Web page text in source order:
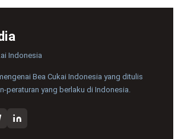
Indonesia
Bea Cukai Indonesia yang ditulis
peraturan yang berlaku di Indonesia.